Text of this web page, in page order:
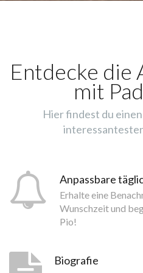
Entdecke die
mit
Hier findest du
Anpassbare
Erhalte eine
Wunschzeit und
Pio!
Biografie